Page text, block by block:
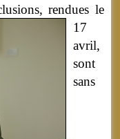
rendues le
17
avril,
sont
sans